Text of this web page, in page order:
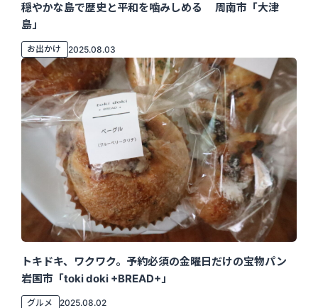
穏やかな島で歴史と平和を噛みしめる 周南市「大津
島」
お出かけ 2025.08.03
トキドキ、ワクワク。予約必須の金曜日だけの宝物パン
岩国市「toki doki +BREAD+」
グルメ 2025.08.02